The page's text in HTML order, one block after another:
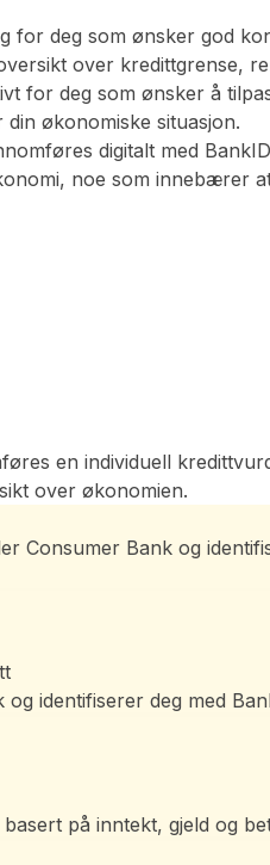
for deg som ønsker god
over kredittgrense,
for deg som ønsker å
økonomiske situasjon.
digitalt med
noe som innebærer
en individuell
over økonomien.
Consumer Bank og
identifiserer deg med
på inntekt, gjeld og